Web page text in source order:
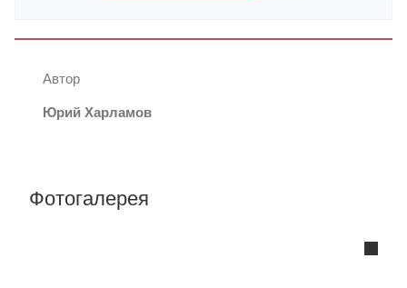
Автор
Юрий Харламов
Фотогалерея